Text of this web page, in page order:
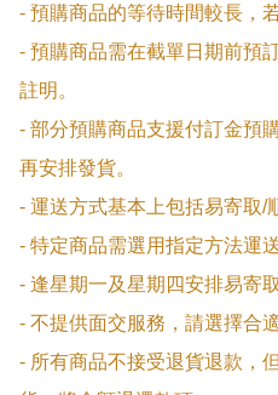
- 預購商品的等待時間較長，
- 預購商品需在截單日期前預
註明。
- 部分預購商品支援付訂金預
再安排發貨。
- 運送方式基本上包括易寄取/
- 特定商品需選用指定方法運
- 逢星期一及星期四安排易寄
- 不提供面交服務，請選擇合
- 所有商品不接受退貨退款，